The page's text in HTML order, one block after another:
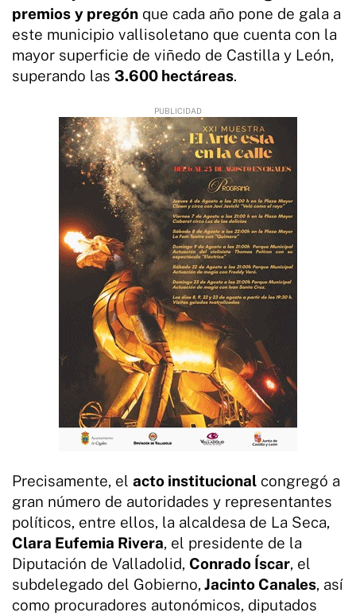
premios y pregón que cada año pone de gala a
este municipio vallisoletano que cuenta con la
mayor superficie de viñedo de Castilla y León,
superando las 3.600 hectáreas.
Precisamente, el acto institucional congregó a
gran número de autoridades y representantes
políticos, entre ellos, la alcaldesa de La Seca,
Clara Eufemia Rivera, el presidente de la
Diputación de Valladolid, Conrado Íscar, el
subdelegado del Gobierno, Jacinto Canales, así
como procuradores autonómicos, diputados